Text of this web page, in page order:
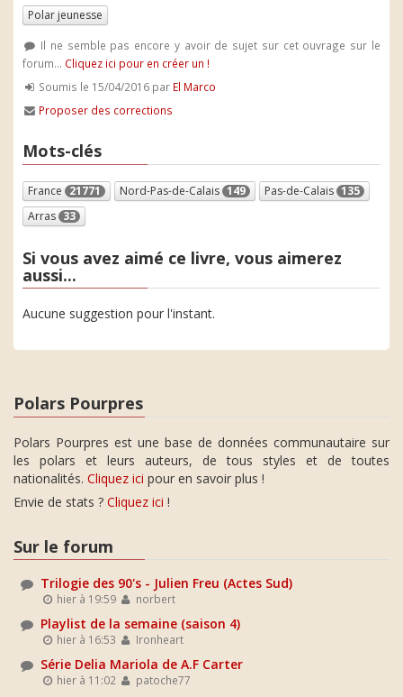
Polar jeunesse
Il ne semble pas encore y avoir de sujet sur cet ouvrage sur le
forum... Cliquez ici pour en créer un !
Soumis le 15/04/2016 par El Marco
Proposer des corrections
Mots-clés
France 21771 Nord-Pas-de-Calais 149 Pas-de-Calais 135
Arras 33
Si vous avez aimé ce livre, vous aimerez
aussi...
Aucune suggestion pour l'instant.
Polars Pourpres
Polars Pourpres est une base de données communautaire sur
les polars et leurs auteurs, de tous styles et de toutes
nationalités. Cliquez ici pour en savoir plus !
Envie de stats ? Cliquez ici !
Sur le forum
Trilogie des 90's - Julien Freu (Actes Sud)
hier à 19:59 norbert
Playlist de la semaine (saison 4)
hier à 16:53 Ironheart
Série Delia Mariola de A.F Carter
hier à 11:02 patoche77